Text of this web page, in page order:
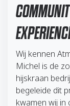
Wij kennen
Michel is de
hijskraan
begeleide dit
kwamen wij in